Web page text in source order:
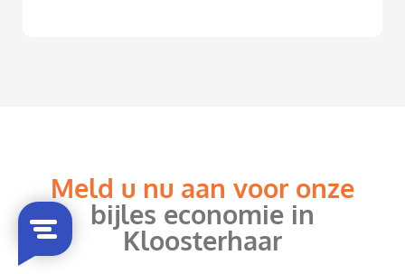
Meld u nu aan voor onze
bijles economie in
Kloosterhaar